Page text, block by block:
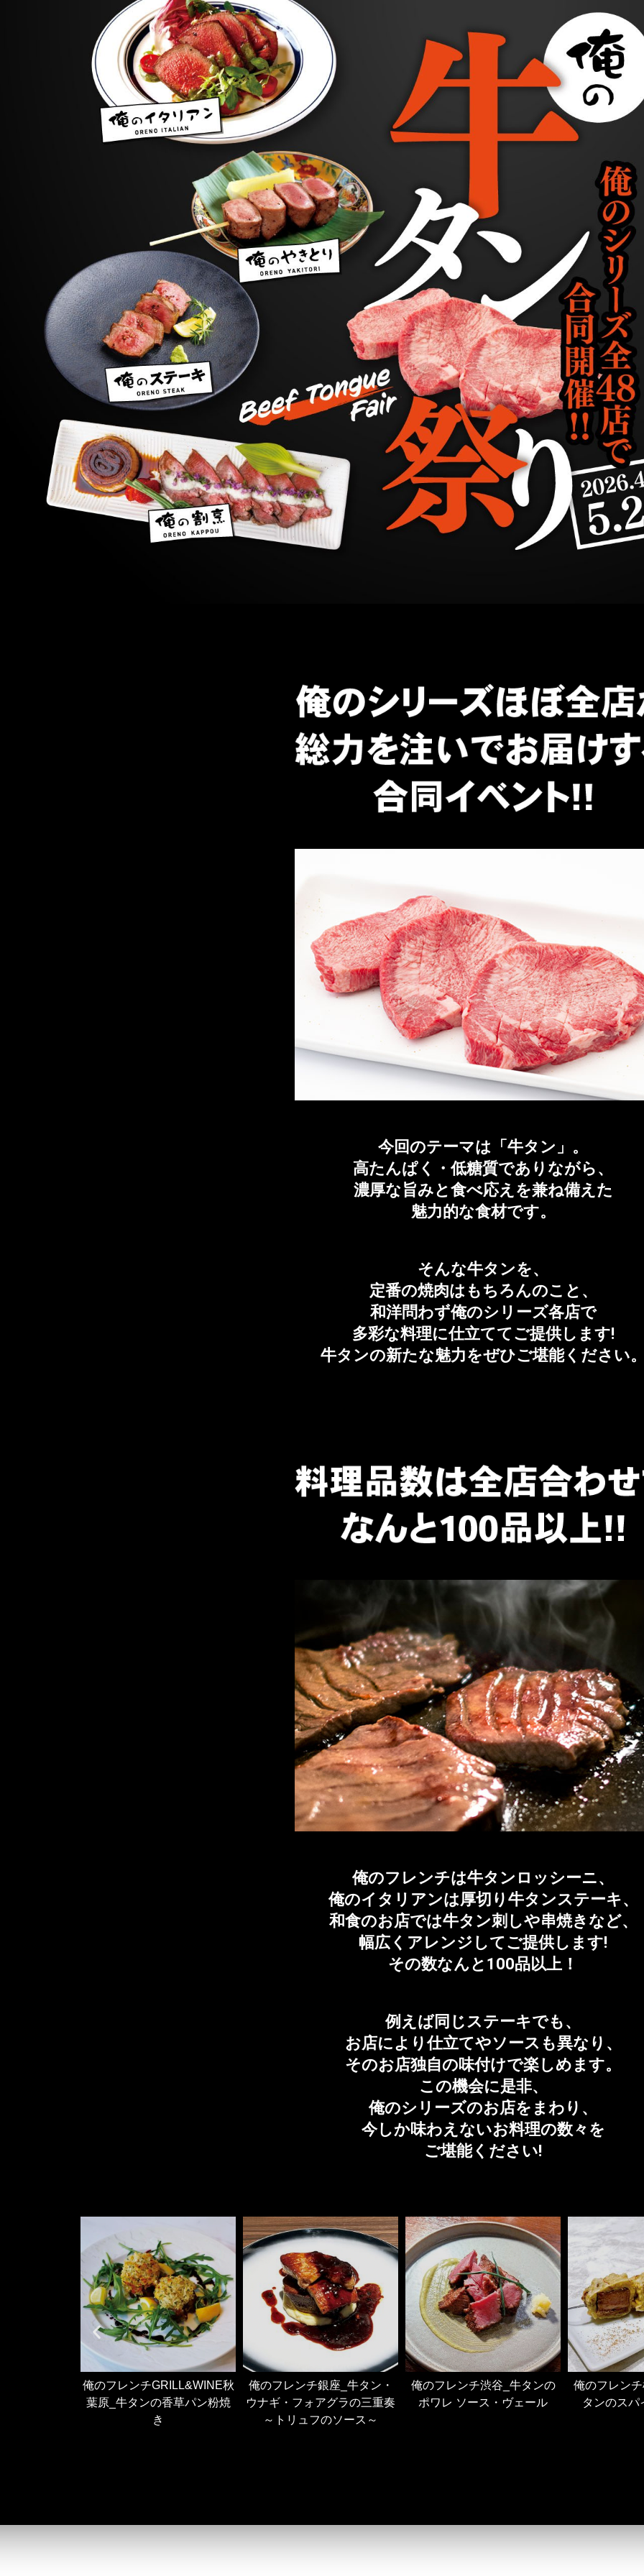
今回のテーマは「牛タン」。
高たんぱく・低糖質でありながら、
濃厚な旨みと食べ応えを兼ね備えた
魅力的な食材です。
そんな牛タンを、
定番の焼肉はもちろんのこと、
和洋問わず俺のシリーズ各店で
多彩な料理に仕立ててご提供します!
牛タンの新たな魅力をぜひご堪能ください
俺のフレンチは牛タンロッシーニ、
俺のイタリアンは厚切り牛タンステーキ、
和食のお店では牛タン刺しや串焼きなど、
幅広くアレンジしてご提供します!
その数なんと100品以上！
例えば同じステーキでも、
お店により仕立てやソースも異なり、
そのお店独自の味付けで楽しめます。
この機会に是非、
俺のシリーズのお店をまわり、
今しか味わえないお料理の数々を
ご堪能ください!
俺のフレンチGRILL&WINE秋
葉原_牛タンの香草パン粉焼
き
俺のフレンチ銀座_牛タン・
ウナギ・フォアグラの三重奏
～トリュフのソース～
俺のフレンチ渋谷_牛タンの
ポワレ ソース・ヴェール
俺のフレン
タンのスパ